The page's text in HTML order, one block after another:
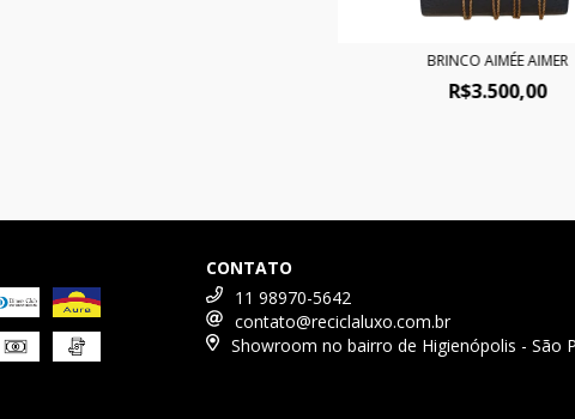
BRINCO AIMÉE AIMER
R$3.500,00
CONTATO
11 98970-5642
contato@reciclaluxo.com.br
Showroom no bairro de Higienópolis - São